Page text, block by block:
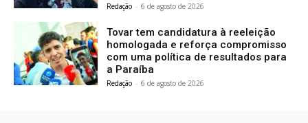
Redação - 6 de agosto de 2026
Tovar tem candidatura à reeleição
homologada e reforça compromisso
com uma política de resultados para
a Paraíba
Redação - 6 de agosto de 2026